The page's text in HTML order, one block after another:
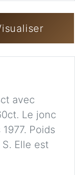
avec
Le jonc
Poids
Elle est